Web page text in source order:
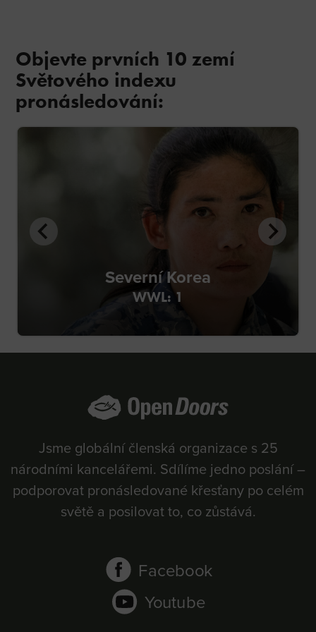
Objevte prvních 10 zemí
Světového indexu
pronásledování:
Severní Korea
WWL: 1
Jsme globální členská organizace s 25
národními kancelářemi. Sdílíme jedno poslání –
podporovat pronásledované křesťany po celém
světě a posilovat to, co zůstává.
Facebook
Youtube